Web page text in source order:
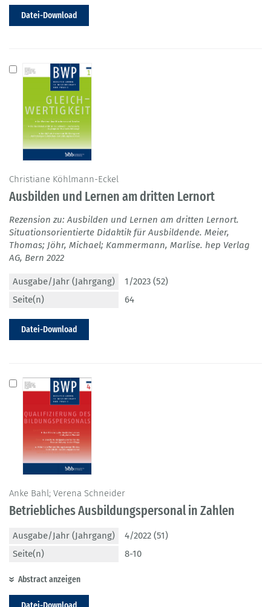
Datei-Download
Christiane Köhlmann-Eckel
Ausbilden und Lernen am dritten Lernort
Rezension zu: Ausbilden und Lernen am dritten Lernort.
Situationsorientierte Didaktik für Ausbildende. Meier,
Thomas; Jöhr, Michael; Kammermann, Marlise. hep Verlag
AG, Bern 2022
Ausgabe/Jahr (Jahrgang)
1/2023 (52)
Seite(n)
64
Datei-Download
Anke Bahl; Verena Schneider
Betriebliches Ausbildungspersonal in Zahlen
Ausgabe/Jahr (Jahrgang)
4/2022 (51)
Seite(n)
8-10
Abstract anzeigen